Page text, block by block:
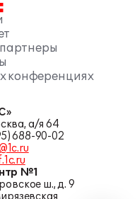
конференциях
а/я 64
688-90-02
№1
ш., д. 9